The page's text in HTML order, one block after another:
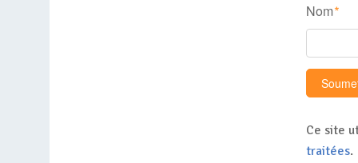
Nom *
Ce site
traitées.